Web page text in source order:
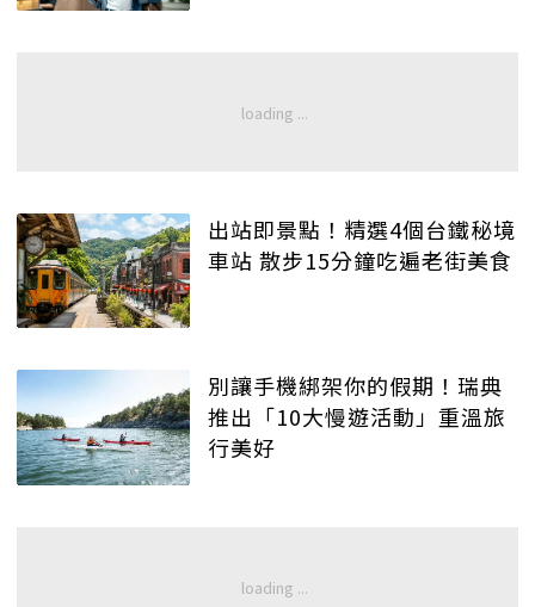
出站即景點！精選4個台鐵秘境
車站 散步15分鐘吃遍老街美食
別讓手機綁架你的假期！瑞典
推出「10大慢遊活動」重溫旅
行美好